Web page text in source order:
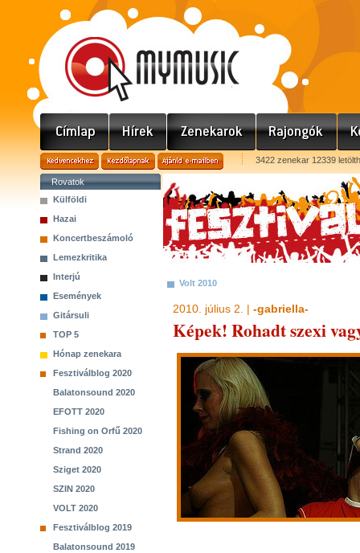
3422 zenekar 12339
Rovatok
Külföldi
Hazai
Koncertbeszámoló
Lemezkritika
Interjú
Események
Gitársuli
TOP 5
Hónap zenekara
Fesztiválblog 2020
Balatonsound 2020
EFOTT 2020
Fishing on Orfű 2020
Strand 2020
Sziget 2020
SZIN 2020
VOLT 2020
Fesztiválblog 2019
Balatonsound 2019
Volt 2010
2010. július 2. | -gabriella-
Képek! Rohadt szexi